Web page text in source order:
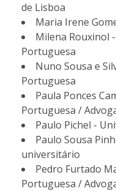
de Lisboa
Maria Irene
Milena Rouxinol
Portuguesa
Nuno Sousa e
Portuguesa
Paula Ponces
Portuguesa /
Paulo Pichel -
Paulo Sousa
universitário
Pedro Furtado
Portuguesa /